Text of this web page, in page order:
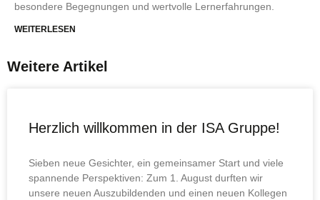
besondere Begegnungen und wertvolle Lernerfahrungen.
WEITERLESEN
Weitere Artikel
Herzlich willkommen in der ISA Gruppe!
Sieben neue Gesichter, ein gemein­samer Start und viele
spannende Perspektiven: Zum 1. August durften wir
unsere neuen Auszu­bildenden und einen neuen Kollegen